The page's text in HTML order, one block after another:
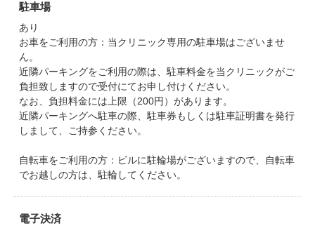
駐車場
あり
お車をご利用の方：当クリニック専用の駐車場はございませ
ん。
近隣パーキングをご利用の際は、駐車料金を当クリニックがご
負担致しますので受付にてお申し付けください。
なお、負担料金には上限（200円）があります。
近隣パーキングへ駐車の際、駐車券もしくは駐車証明書を発行
しまして、ご持参ください。
自転車をご利用の方：ビルに駐輪場がございますので、自転車
でお越しの方は、駐輪してください。
電子決済